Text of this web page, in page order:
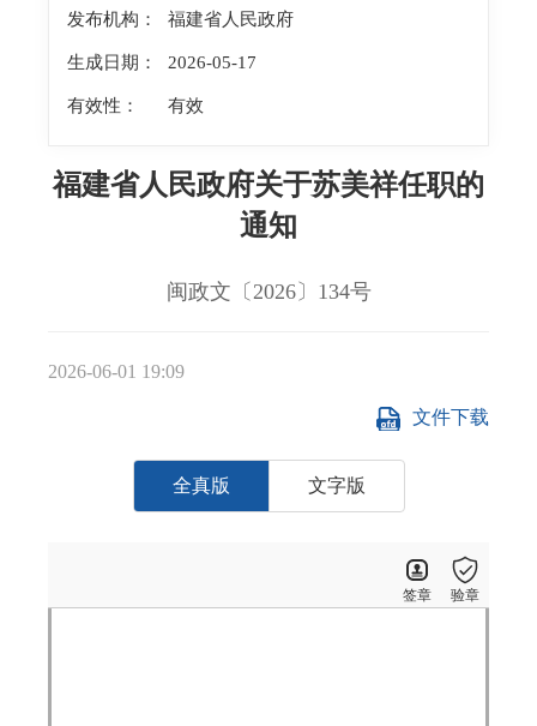
发布机构： 福建省人民政府
生成日期： 2026-05-17
有效性： 有效
福建省人民政府关于苏美祥任职的
通知
闽政文〔2026〕134号
2026-06-01 19:09
全真版 文字版
文件下载